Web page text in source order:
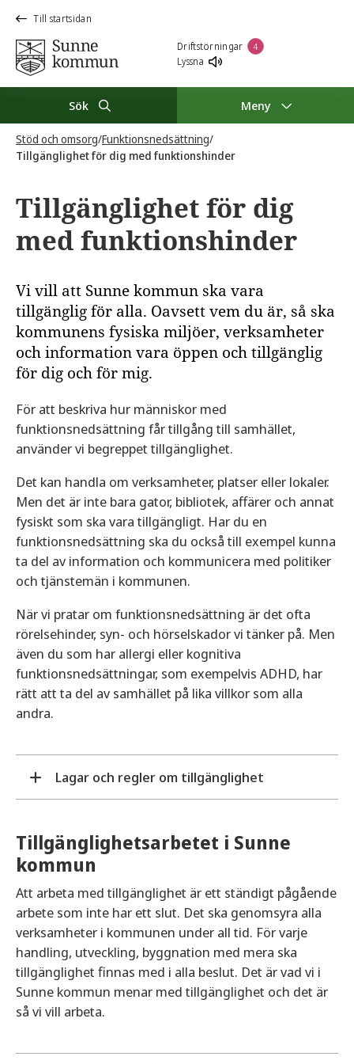
Till startsidan
Driftstörningar 4
Lyssna
Sök Meny
Stöd och omsorg/Funktionsnedsättning/
Tillgänglighet för dig med funktionshinder
Tillgänglighet för dig
med funktionshinder
Vi vill att Sunne kommun ska vara
tillgänglig för alla. Oavsett vem du är, så ska
kommunens fysiska miljöer, verksamheter
och information vara öppen och tillgänglig
för dig och för mig.
För att beskriva hur människor med
funktionsnedsättning får tillgång till samhället,
använder vi begreppet tillgänglighet.
Det kan handla om verksamheter, platser eller lokaler.
Men det är inte bara gator, bibliotek, affärer och annat
fysiskt som ska vara tillgängligt. Har du en
funktionsnedsättning ska du också till exempel kunna
ta del av information och kommunicera med politiker
och tjänstemän i kommunen.
När vi pratar om funktionsnedsättning är det ofta
rörelsehinder, syn- och hörselskador vi tänker på. Men
även du som har allergi eller kognitiva
funktionsnedsättningar, som exempelvis ADHD, har
rätt att ta del av samhället på lika villkor som alla
andra.
Lagar och regler om tillgänglighet
mänskliga rättigheter. Det betyder att alla
människor ska ha lika rättigheter och skyldigheter
I den handikappolitiska planen från patient till
medborgare, som har antagits av riksdagen, står
det att samhället ska utformas så att människor
med funktionsnedsättning blir fullt delaktiga. För
att uppnå detta måste samhället vara tillgängligt.
Tillgänglighetsarbetet i Sunne
kommun
Att arbeta med tillgänglighet är ett ständigt pågående
arbete som inte har ett slut. Det ska genomsyra alla
verksamheter i kommunen under all tid. För varje
handling, utveckling, byggnation med mera ska
tillgänglighet finnas med i alla beslut. Det är vad vi i
Sunne kommun menar med tillgänglighet och det är
så vi vill arbeta.